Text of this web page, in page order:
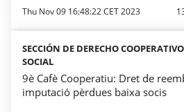
Thu Nov 09 16:48:22 CET 2023
SECCIÓN DE DERECHO
SOCIAL
9è Cafè Cooperatiu: Dret de
imputació pèrdues baixa socis